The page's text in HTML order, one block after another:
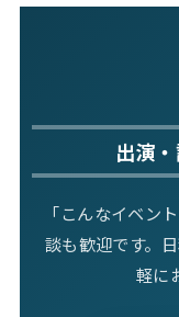
出演
「こんなイベン
談も歓迎です。
軽に